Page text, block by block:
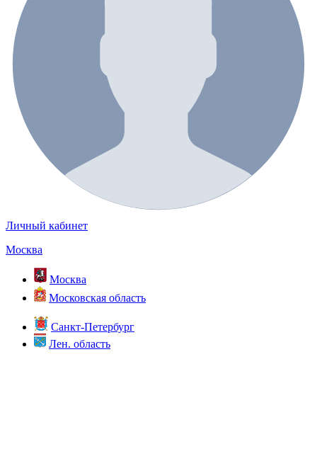
Личный кабинет
Москва
Москва
Московская область
Санкт-Петербург
Лен. область